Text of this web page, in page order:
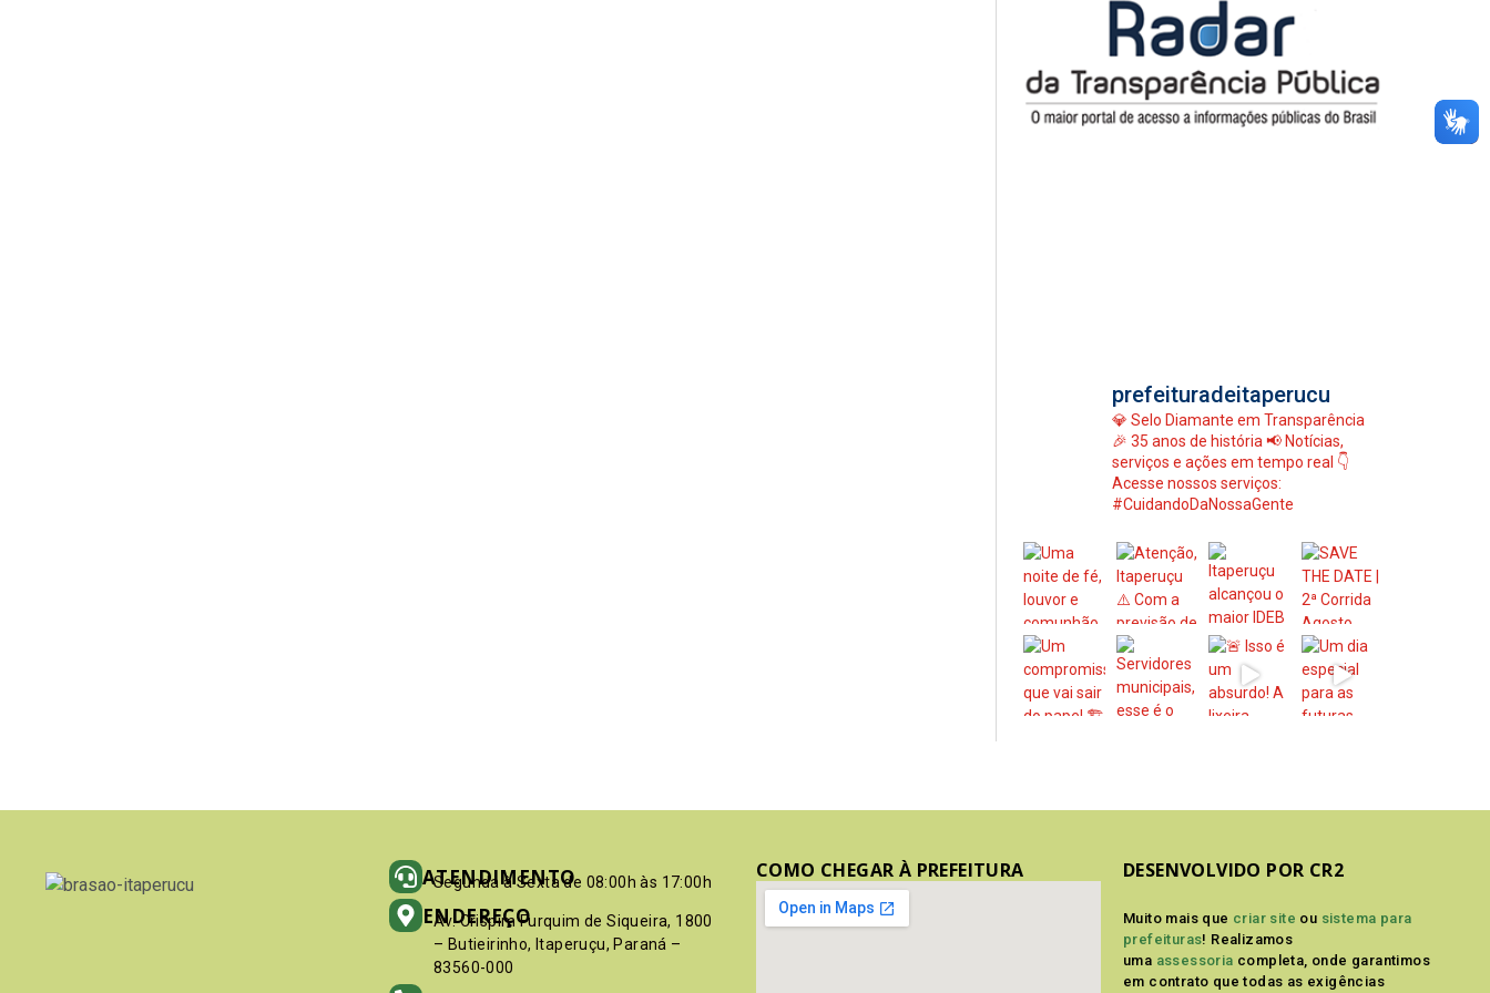
prefeituradeitaperucu
💎 Selo Diamante em Transparência
🎉 35 anos de história 📢 Notícias,
serviços e ações em tempo real 👇
Acesse nossos serviços:
#CuidandoDaNossaGente
ATENDIMENTO
Segunda à Sexta de 08:00h às 17:00h
ENDEREÇO
Av. Crispim Furquim de Siqueira, 1800
– Butieirinho, Itaperuçu, Paraná –
83560-000
COMO CHEGAR À PREFEITURA DESENVOLVIDO POR CR2
Muito mais que criar site ou sistema para
prefeituras! Realizamos
uma assessoria completa, onde garantimos
em contrato que todas as exigências